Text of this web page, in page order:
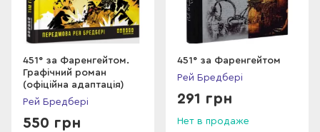
451° за Фаренгейтом.
Графічний роман
(офіційна адаптація)
Рей Бредбері
550 грн
451° за Фаренгейтом
Рей Бредбері
291 грн
Нет в продаже